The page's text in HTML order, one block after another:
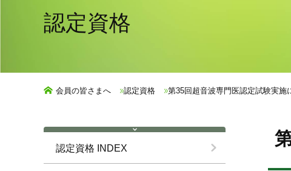
認定資格
会員の皆さまへ 認定資格 第35回超音波専門医認定試験実施
認定資格 INDEX